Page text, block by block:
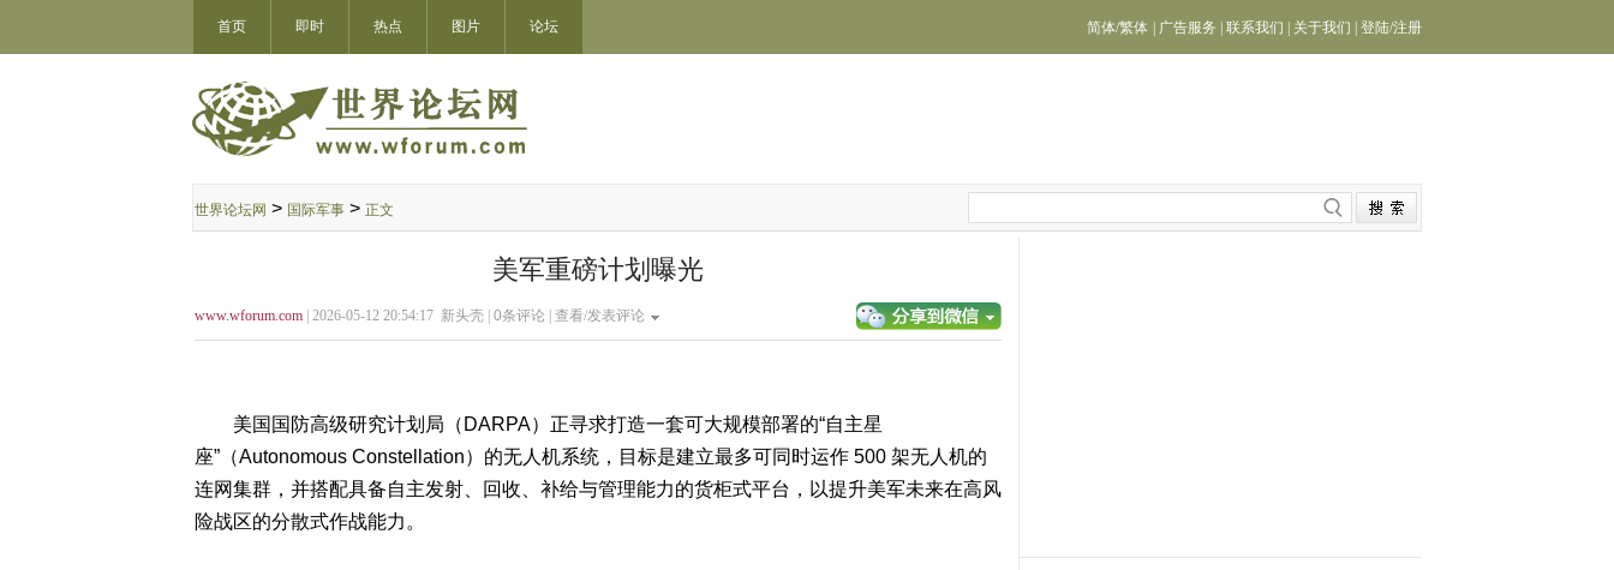
首页 即时 热点 图片 论坛 简体/繁体 广告服务 联系我们 关于我们 登陆/注册
世界论坛网 > 国际军事 > 正文
美军重磅计划曝光
www.wforum.com | 2026-05-12 20:54:17 新头壳 | 0条评论 | 查看/发表评论
美国国防高级研究计划局（DARPA）正寻求打造一套可大规模部署的“自主星
座”（Autonomous Constellation）的无人机系统，目标是建立最多可同时运作 500 架无人机的
连网集群，并搭配具备自主发射、回收、补给与管理能力的货柜式平台，以提升美军未来在高风
险战区的分散式作战能力。